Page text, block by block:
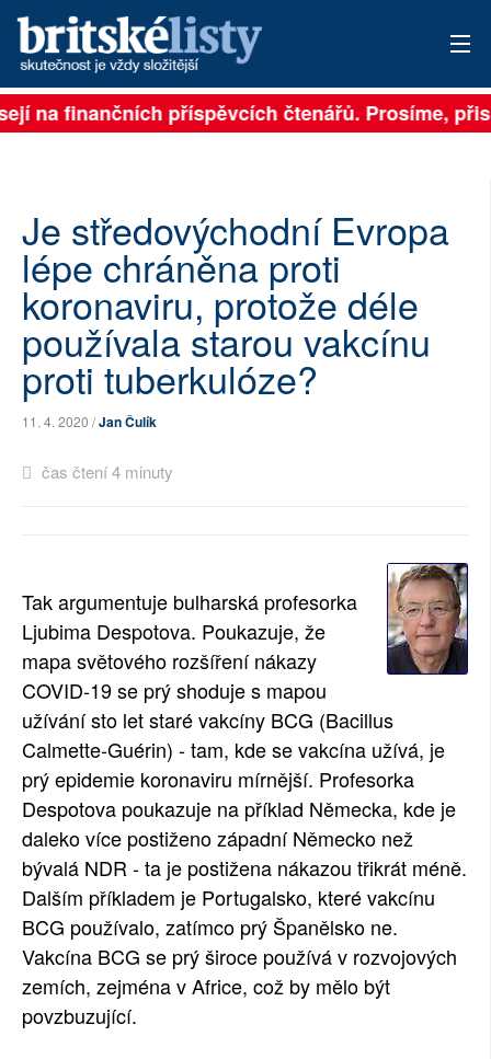
PŘIHLÁSIT
ARCHIV
ROZHOVORY
TÉMATA
NEJČTENĚJŠÍ ZA 7 DNÍ
AUTOŘI
PŘÍSPĚVKY NA PROVOZ
PLNÁ VERZE STRÁNEK
na finančních příspěvcích čtenářů. Prosíme,
Je středovýchodní Evropa
lépe chráněna proti
koronaviru, protože déle
používala starou vakcínu
proti tuberkulóze?
11. 4. 2020 /Jan Čulík
čas čtení 4 minuty
Tak argumentuje bulharská profesorka
Ljubima Despotova. Poukazuje, že
mapa světového rozšíření nákazy
COVID-19 se prý shoduje s mapou
užívání sto let staré vakcíny BCG (Bacillus
Calmette-Guérin) - tam, kde se vakcína užívá, je
prý epidemie koronaviru mírnější. Profesorka
Despotova poukazuje na příklad Německa, kde je
daleko více postiženo západní Německo než
bývalá NDR - ta je postižena nákazou třikrát méně.
Dalším příkladem je Portugalsko, které vakcínu
BCG používalo, zatímco prý Španělsko ne.
Vakcína BCG se prý široce používá v rozvojových
zemích, zejména v Africe, což by mělo být
povzbuzující.